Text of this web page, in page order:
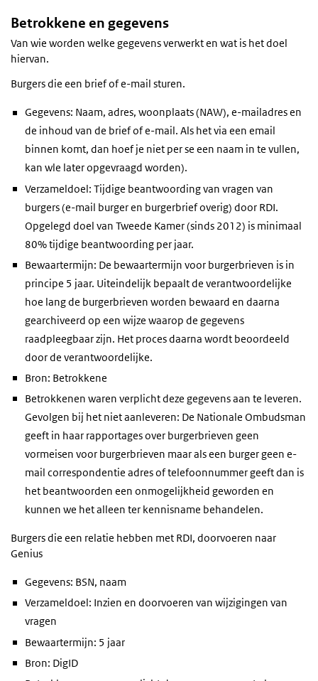
Betrokkene en gegevens
Van wie worden welke gegevens verwerkt en wat is het doel
hiervan.
Burgers die een brief of e-mail sturen.
Gegevens: Naam, adres, woonplaats (NAW), e-mailadres en
de inhoud van de brief of e-mail. Als het via een email
binnen komt, dan hoef je niet per se een naam in te vullen,
kan wle later opgevraagd worden).
Verzameldoel: Tijdige beantwoording van vragen van
burgers (e-mail burger en burgerbrief overig) door RDI.
Opgelegd doel van Tweede Kamer (sinds 2012) is minimaal
80% tijdige beantwoording per jaar.
Bewaartermijn: De bewaartermijn voor burgerbrieven is in
principe 5 jaar. Uiteindelijk bepaalt de verantwoordelijke
hoe lang de burgerbrieven worden bewaard en daarna
gearchiveerd op een wijze waarop de gegevens
raadpleegbaar zijn. Het proces daarna wordt beoordeeld
door de verantwoordelijke.
Bron: Betrokkene
Betrokkenen waren verplicht deze gegevens aan te leveren.
Gevolgen bij het niet aanleveren: De Nationale Ombudsman
geeft in haar rapportages over burgerbrieven geen
vormeisen voor burgerbrieven maar als een burger geen e-
mail correspondentie adres of telefoonnummer geeft dan is
het beantwoorden een onmogelijkheid geworden en
kunnen we het alleen ter kennisname behandelen.
Burgers die een relatie hebben met RDI, doorvoeren naar
Genius
Gegevens: BSN, naam
Verzameldoel: Inzien en doorvoeren van wijzigingen van
vragen
Bewaartermijn: 5 jaar
Bron: DigID